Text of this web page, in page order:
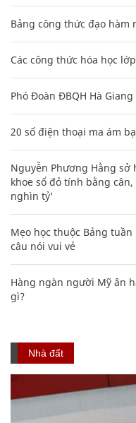
Bảng công thức đạo hàm
Các công thức hóa học
Phó Đoàn ĐBQH Hà
20 số điện thoại ma ám
Nguyễn Phương Hằng
khoe sổ đỏ tính bằng
nghìn tỷ'
Mẹo học thuộc Bảng
câu nói vui vẻ
Hàng ngàn người Mỹ ân
gì?
Nhà đất